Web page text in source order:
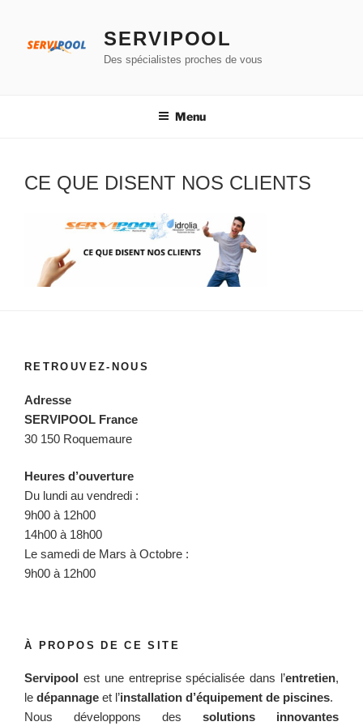
contenu
SERVIPOOL
Des spécialistes proches de vous
Menu
CE QUE DISENT NOS CLIENTS
RETROUVEZ-NOUS
Adresse
SERVIPOOL France
30 150 Roquemaure
Heures d’ouverture
Du lundi au vendredi :
9h00 à 12h00
14h00 à 18h00
Le samedi de Mars à Octobre :
9h00 à 12h00
À PROPOS DE CE SITE
Servipool est une entreprise spécialisée dans l’entretien,
le dépannage et l’installation d’équipement de piscines.
Nous développons des solutions innovantes